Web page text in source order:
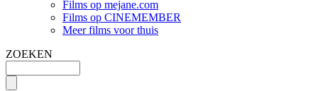
Films op mejane.com
Films op CINEMEMBER
Meer films voor thuis
ZOEKEN